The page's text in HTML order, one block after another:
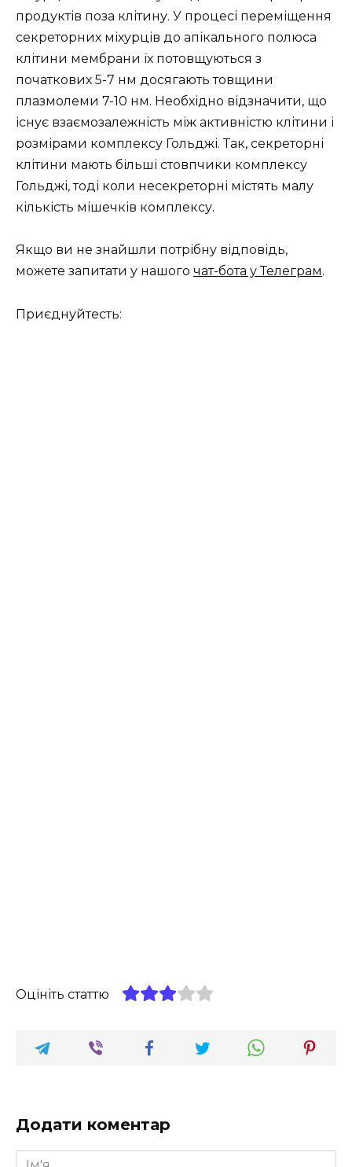
продуктів поза клітину. У процесі переміщення
секреторних міхурців до апікального полюса
клітини мембрани їх потовщуються з
початкових 5-7 нм досягають товщини
плазмолеми 7-10 нм. Необхідно відзначити, що
існує взаємозалежність між активністю клітини і
розмірами комплексу Гольджі. Так, секреторні
клітини мають більші стовпчики комплексу
Гольджі, тоді коли несекреторні містять малу
кількість мішечків комплексу.
Якщо ви не знайшли потрібну відповідь,
можете запитати у нашого чат-бота у Телеграм.
Приєднуйтесть:
Оцініть статтю
Додати коментар
Ім'я